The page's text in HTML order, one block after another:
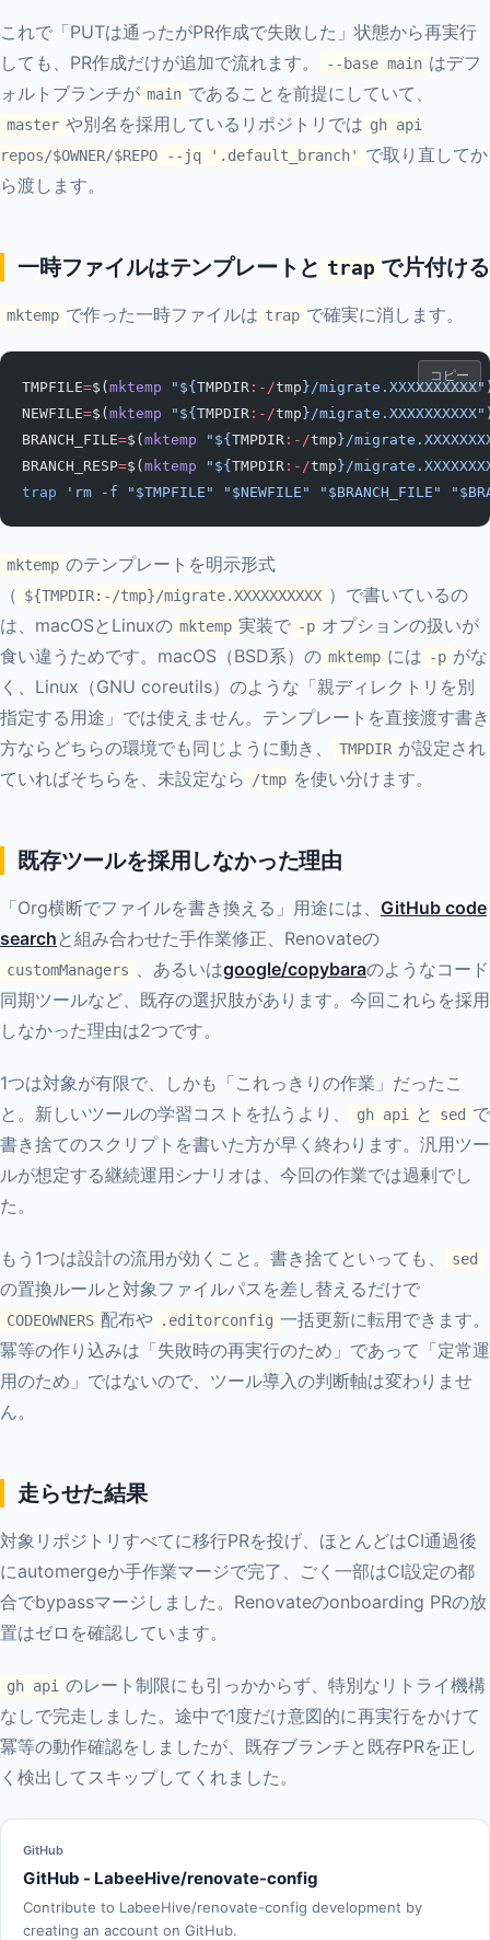
これで「PUTは通ったがPR作成で失敗した」状態から再実行
しても、PR作成だけが追加で流れます。
--base main はデフ
ォルトブランチが main であることを前提にしていて、
master や別名を採用しているリポジトリでは gh api
repos/$OWNER/$REPO --jq '.default_branch'
で取り直してか
ら渡します。
一時ファイルはテンプレートと trap で片付ける
mktemp で作った一時ファイルは trap で確実に消します。
TMPFILE=$( mktemp "${ TMPDIR :-/tmp }/migrate.XXXXXXXXXX"
NEWFILE=$( mktemp "${ TMPDIR :-/tmp }/migrate.XXXXXXXXXX"
BRANCH_FILE=$( mktemp "${ TMPDIR :-/tmp }/
BRANCH_RESP=$( mktemp "${ TMPDIR :-/tmp }/
trap 'rm -f "$TMPFILE" "$NEWFILE" "$BRANCH_FILE"
コピー
mktemp のテンプレートを明示形式
（ ${TMPDIR:-/tmp}/migrate.XXXXXXXXXX ）で書いているの
は、macOSとLinuxの mktemp 実装で -p オプションの扱いが
食い違うためです。macOS（BSD系）の mktemp には -p がな
く、Linux（GNU coreutils）のような「親ディレクトリを別
指定する用途」では使えません。テンプレートを直接渡す書き
方ならどちらの環境でも同じように動き、
TMPDIR が設定され
ていればそちらを、未設定なら
/tmp を使い分けます。
既存ツールを採用しなかった理由
「Org横断でファイルを書き換える」用途には、 GitHub code
search と組み合わせた手作業修正、Renovateの
customManagers 、あるいはgoogle/copybaraのようなコード
同期ツールなど、既存の選択肢があります。今回これらを採用
しなかった理由は2つです。
1つは対象が有限で、しかも「これっきりの作業」だったこ
と。新しいツールの学習コストを払うより、
gh api と sed で
書き捨てのスクリプトを書いた方が早く終わります。汎用ツー
ルが想定する継続運用シナリオは、今回の作業では過剰でし
た。
もう1つは設計の流用が効くこと。書き捨てといっても、 sed
の置換ルールと対象ファイルパスを差し替えるだけで
CODEOWNERS 配布や .editorconfig 一括更新に転用できます。
冪等の作り込みは「失敗時の再実行のため」であって「定常運
用のため」ではないので、ツール導入の判断軸は変わりませ
ん。
走らせた結果
対象リポジトリすべてに移行PRを投げ、ほとんどはCI通過後
にautomergeか手作業マージで完了、ごく一部はCI設定の都
合でbypassマージしました。Renovateのonboarding PRの放
置はゼロを確認しています。
gh api のレート制限にも引っかからず、特別なリトライ機構
なしで完走しました。途中で1度だけ意図的に再実行をかけて
冪等の動作確認をしましたが、既存ブランチと既存PRを正し
く検出してスキップしてくれました。
GitHub
GitHub - LabeeHive/renovate-config
Contribute to LabeeHive/renovate-config development by
creating an account on GitHub.